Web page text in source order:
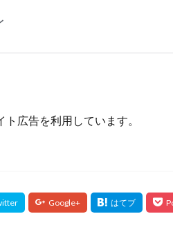
広告を利用しています。